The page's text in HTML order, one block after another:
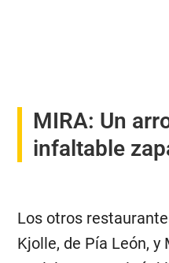
MIRA: Un
infaltable
Los otros
Kjolle, de Pía León,